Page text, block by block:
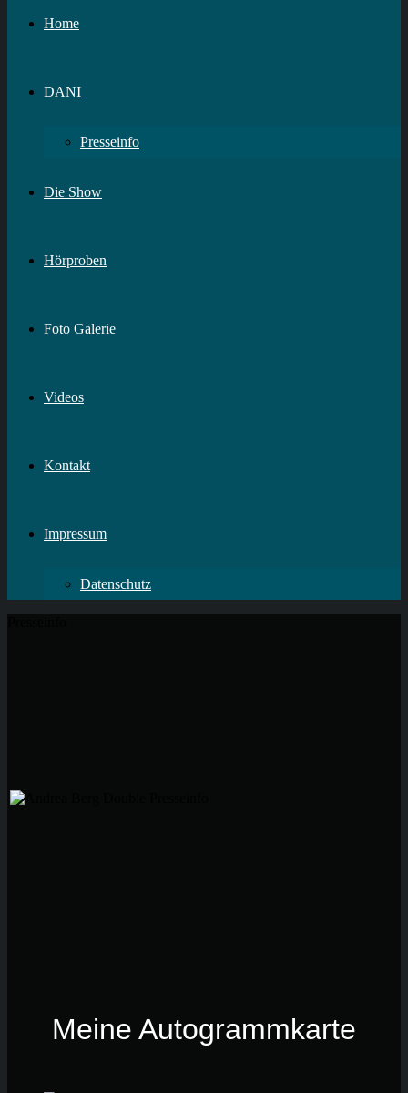
Home
DANI
Presseinfo
Die Show
Hörproben
Foto Galerie
Videos
Kontakt
Impressum
Datenschutz
Meine Autogrammkarte